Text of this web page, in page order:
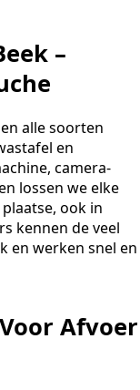
–
alle soorten
en
camera-
lossen we elke
ook in
kennen de veel
en werken snel en
Afvoer